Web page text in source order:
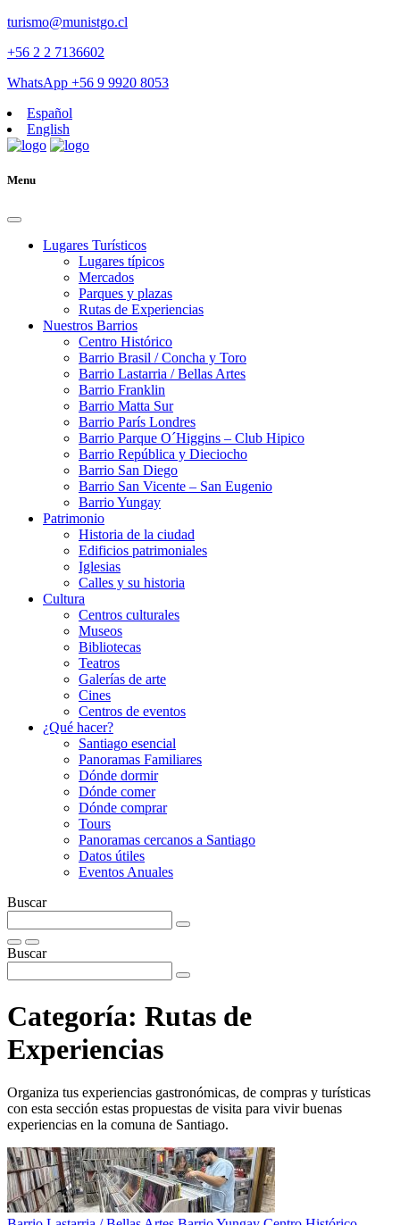
turismo@munistgo.cl
+56 2 2 7136602
WhatsApp +56 9 9920 8053
Español
English
Menu
Lugares Turísticos
Lugares tí­picos
Mercados
Parques y plazas
Rutas de Experiencias
Nuestros Barrios
Centro Histórico
Barrio Brasil / Concha y Toro
Barrio Lastarria / Bellas Artes
Barrio Franklin
Barrio Matta Sur
Barrio Parí­s Londres
Barrio Parque O´Higgins – Club Hipico
Barrio República y Dieciocho
Barrio San Diego
Barrio San Vicente – San Eugenio
Barrio Yungay
Patrimonio
Historia de la ciudad
Edificios patrimoniales
Iglesias
Calles y su historia
Cultura
Centros culturales
Museos
Bibliotecas
Teatros
Galerí­as de arte
Cines
Centros de eventos
¿Qué hacer?
Santiago esencial
Panoramas Familiares
Dónde dormir
Dónde comer
Dónde comprar
Tours
Panoramas cercanos a Santiago
Datos útiles
Eventos Anuales
Buscar
Buscar
Categoría: Rutas de
Experiencias
Organiza tus experiencias gastronómicas, de compras y turísticas
con esta sección estas propuestas de visita para vivir buenas
experiencias en la comuna de Santiago.